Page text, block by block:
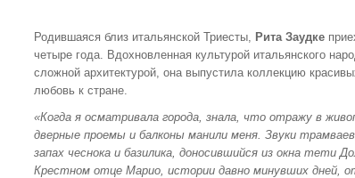
Родившаяся близ итальянской Триесты, Рита Заудке
четыре года. Вдохновленная культурой итальянского
сложной архитектурой, она выпустила коллекцию
любовь к стране.
«Когда я осматривала города, знала, что отражу в
дверные проемы и балконы манили меня. Звуки
запах чеснока и базилика, доносившийся из окна тети
Крестном отце Марио, истории давно минувших дней,